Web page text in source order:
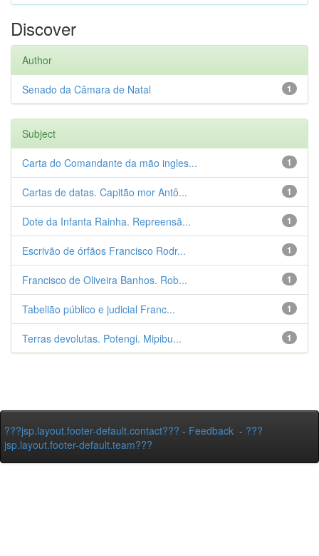
Discover
Author
1
Senado da Câmara de Natal
Subject
1
Carta do Comandante da mão ingles...
1
Cartas de datas. Capitão mor Antô...
1
Dote da Infanta Rainha. Repreensã...
1
Escrivão de órfãos Francisco Rodr...
1
Francisco de Oliveira Banhos. Rob...
1
Tabelião público e judicial Franc...
1
Terras devolutas. Potengi. Mipibu...
???jsp.layout.footer-default.contact??? - Feedback - ???
jsp.layout.footer-default.team???